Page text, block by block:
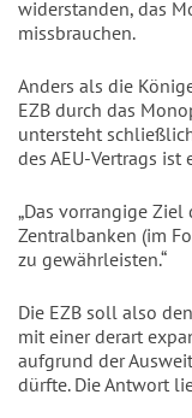
widerstanden, das
missbrauchen.
Anders als die
EZB durch das
untersteht
des AEU-Vertrags
„Das vorrangige Ziel
Zentralbanken (im
zu gewährleisten.“
Die EZB soll also
mit einer derart
aufgrund der
dürfte. Die Antwort